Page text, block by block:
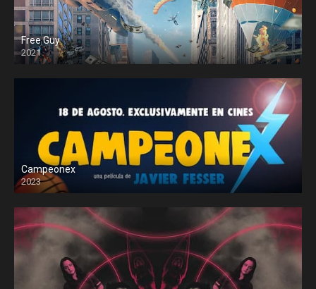
Free Guy
2021
Campeonex
2023